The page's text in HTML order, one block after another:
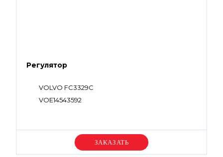
Регулятор
VOLVO FC3329C
VOE14543592
Уточняйте цену